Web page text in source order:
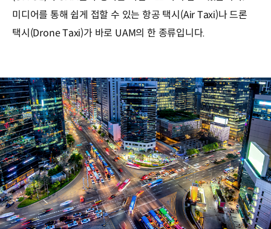
미디어를 통해 쉽게 접할 수 있는 항공 택시(Air Taxi)나 드론
택시(Drone Taxi)가 바로 UAM의 한 종류입니다.